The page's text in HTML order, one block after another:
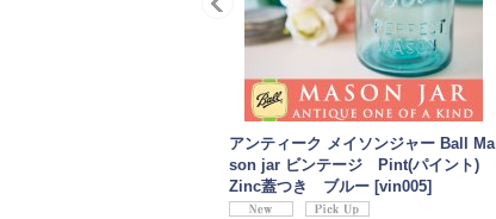
アンティーク メイソンジャー Ball Ma
son jar ビンテージ Pint(パイント)
Zinc蓋つき ブルー [vin005]